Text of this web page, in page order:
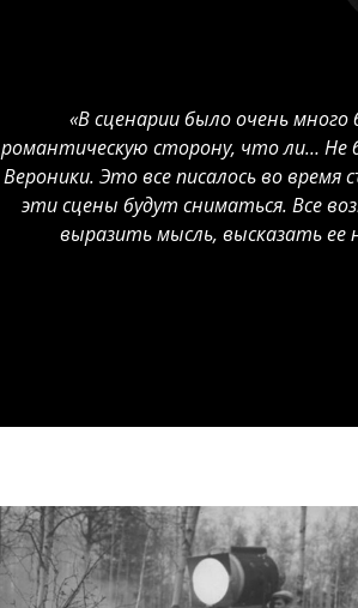
«В сценарии было очень
романтическую сторону, что ли… Не
Вероники. Это все писалось во время
эти сцены будут сниматься. Все
выразить мысль, высказать ее